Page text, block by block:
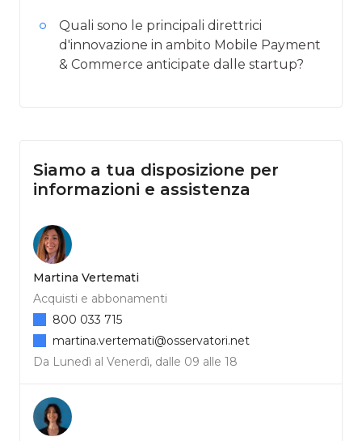
Quali sono le principali direttrici
d'innovazione in ambito Mobile Payment
& Commerce anticipate dalle startup?
Siamo a tua disposizione per
informazioni e assistenza
Martina Vertemati
Acquisti e abbonamenti
Da Lunedì al Venerdì, dalle 09 alle 18
800 033 715
martina.vertemati@osservatori.net